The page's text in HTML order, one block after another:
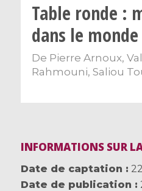
Table ronde :
dans le monde
De Pierre Arnoux,
Rahmouni, Saliou
INFORMATIONS SUR
Date de captation
Date de publication